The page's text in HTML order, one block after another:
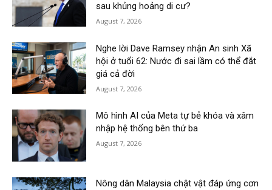
sau khủng hoảng di cư?
August 7, 2026
Nghe lời Dave Ramsey nhận An sinh Xã
hội ở tuổi 62: Nước đi sai lầm có thể đắt
giá cả đời
August 7, 2026
Mô hình AI của Meta tự bẻ khóa và xâm
nhập hệ thống bên thứ ba
August 7, 2026
Nông dân Malaysia chật vật đáp ứng cơn